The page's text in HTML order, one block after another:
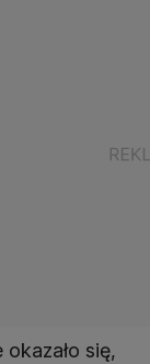
się,